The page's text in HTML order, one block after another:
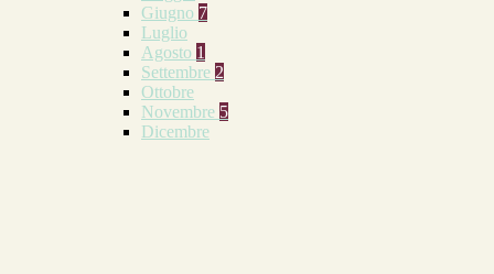
Giugno 7
Luglio
Agosto 1
Settembre 2
Ottobre
Novembre 5
Dicembre